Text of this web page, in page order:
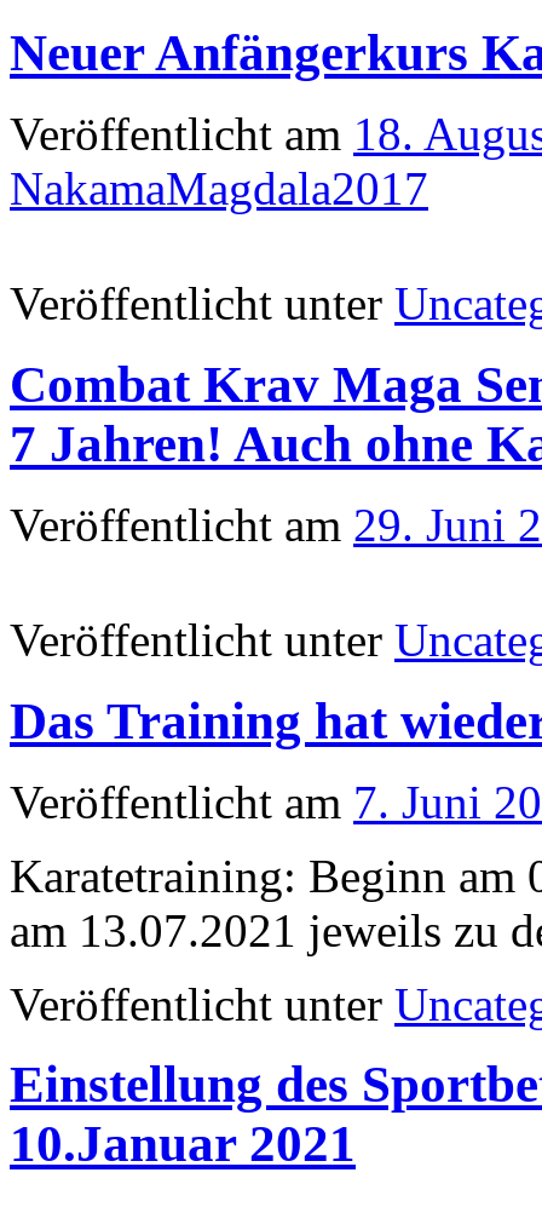
Neuer Anfängerkurs
Veröffentlicht am 18.
NakamaMagdala2017
Veröffentlicht unter
Combat Krav Maga
7 Jahren! Auch ohne
Veröffentlicht am 29. Juni
Veröffentlicht unter
Das Training hat
Veröffentlicht am 7. Juni
Karatetraining: Beginn am
am 13.07.2021 jeweils zu
Veröffentlicht unter
Einstellung des
10.Januar 2021